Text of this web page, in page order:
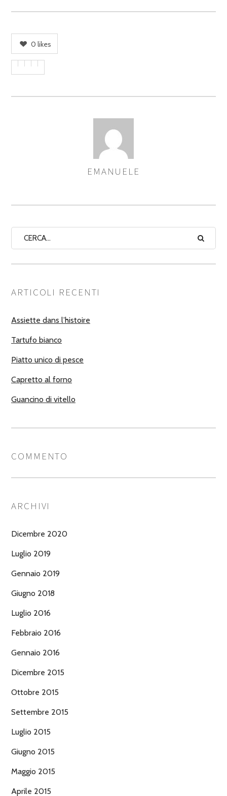
0 likes
EMANUELE
ARTICOLI RECENTI
Assiette dans l’histoire
Tartufo bianco
Piatto unico di pesce
Capretto al forno
Guancino di vitello
COMMENTO
ARCHIVI
Dicembre 2020
Luglio 2019
Gennaio 2019
Giugno 2018
Luglio 2016
Febbraio 2016
Gennaio 2016
Dicembre 2015
Ottobre 2015
Settembre 2015
Luglio 2015
Giugno 2015
Maggio 2015
Aprile 2015